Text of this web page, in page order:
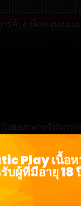
ปยังปราสาทซึ่งมีตา
งวัล
ะหว่างเกมหลัก เมื่
จะเป็นการเพิ่มจำนว
ใดก็ได้บนตารางเก
มแก่ผู้เล่นสำหรับเริ่มเล่
Play เนื้อห
บผู้ที่มีอายุ 18